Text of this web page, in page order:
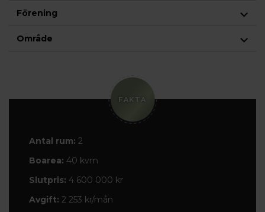
Förening
Område
FAKTA
Antal rum: 2
Boarea: 40 kvm
Slutpris: 4 600 000 kr
Avgift: 2 253 kr/mån